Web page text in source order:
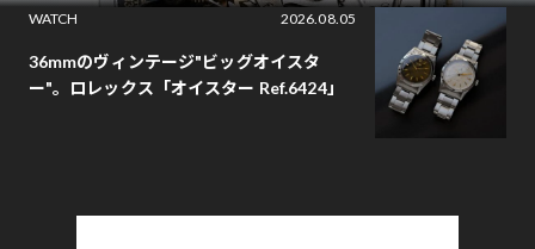
WATCH
2026.08.05
36mmのヴィンテージ"ビッグオイスタ
ー"。ロレックス「オイスター Ref.6424」